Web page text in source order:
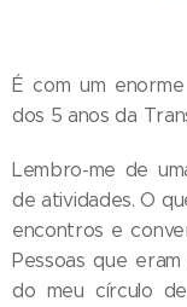
É com um
dos 5 anos da
Lembro-me de
de atividades. O
encontros e
Pessoas que
do meu círculo